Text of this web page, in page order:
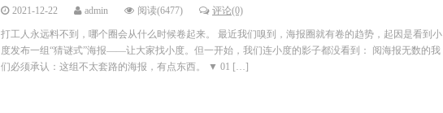
2021-12-22 admin 阅读(6477) 评论(0)
打工人永远料不到，哪个圈会从什么时候卷起来。 最近我们嗅到，海报圈就有卷的趋势，起因是看到小
度发布一组“猜谜式”海报——让大家找小度。但一开始，我们连小度的影子都没看到： 阅海报无数的我
们必须承认：这组不太套路的海报，有点东西。 ▼ 01 […]